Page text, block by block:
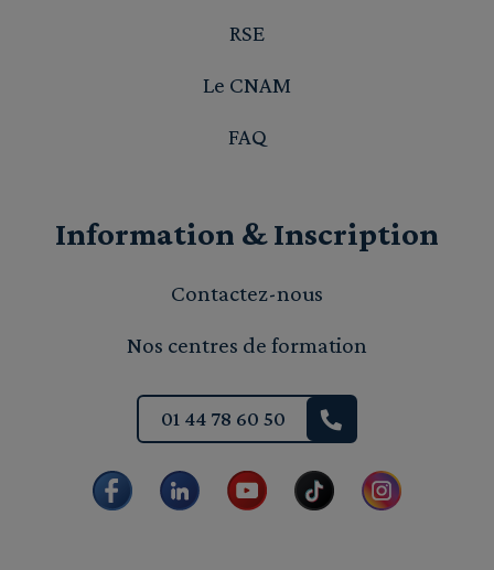
RSE
Le CNAM
FAQ
Information & Inscription
Contactez-nous
Nos centres de formation
01 44 78 60 50